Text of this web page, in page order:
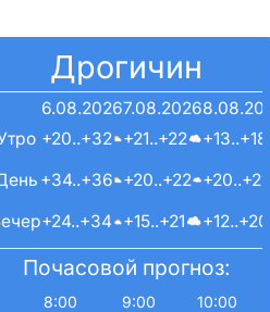
Дрогичин
6.08.2026
+20..+32
+34..+36
+24..+34
7.08.2026
+21..+22
+20..+22
+15..+21
+13..+18
+20..+21
+12..+20
Почасовой прогноз:
8:00 9:00 10:00